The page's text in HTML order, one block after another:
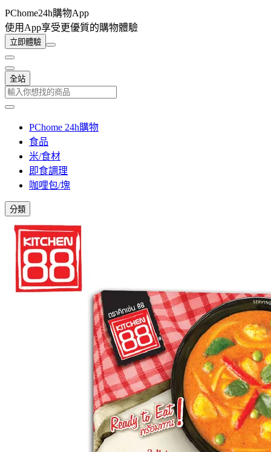
PChome24h購物App
使用App享受更優質的購物體驗
立即體驗
全站
PChome 24h購物
食品
米/食材
即食調理
咖哩包/塊
分類